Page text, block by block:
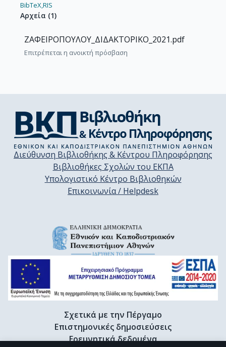
BibTeX,RIS
Αρχεία (1)
ΖΑΦΕΙΡΟΠΟΥΛΟΥ_ΔΙΔΑΚΤΟΡΙΚΟ_2021.pdf
Επιτρέπεται η ανοικτή πρόσβαση
Διεύθυνση Βιβλιοθήκης & Κέντρου Πληροφόρησης
Βιβλιοθήκες Σχολών του ΕΚΠΑ
Υπολογιστικό Κέντρο Βιβλιοθηκών
Επικοινωνία / Helpdesk
Σχετικά με την Πέργαμο
Επιστημονικές δημοσιεύσεις
Ερευνητικά δεδομένα